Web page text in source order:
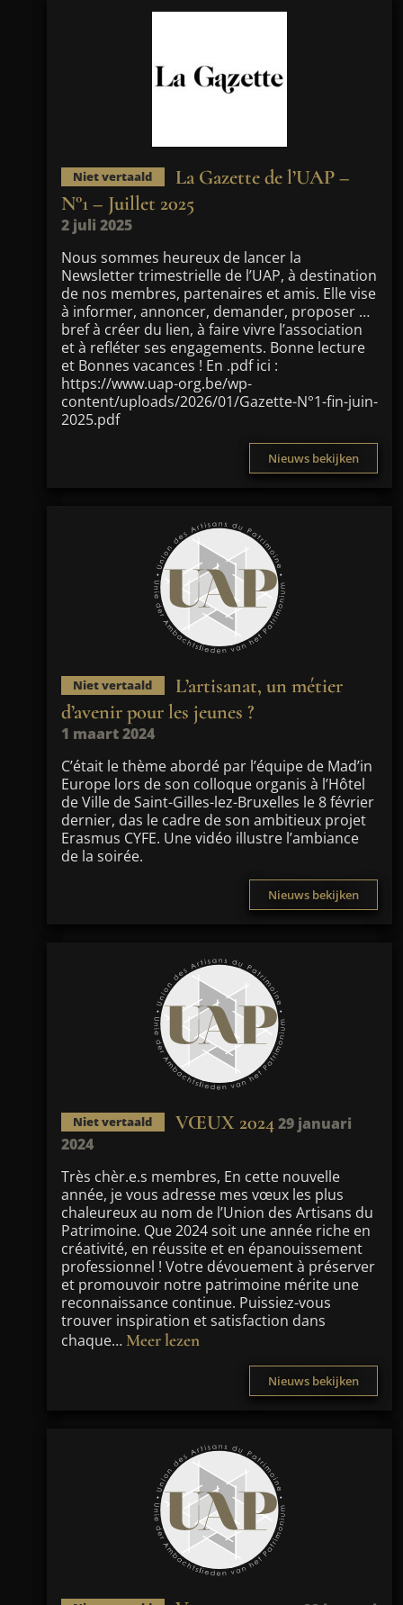
Niet vertaald
La Gazette de l’UAP –
N°1 – Juillet 2025
2 juli 2025
Nous sommes heureux de lancer la
Newsletter trimestrielle de l’UAP, à destination
de nos membres, partenaires et amis. Elle vise
à informer, annoncer, demander, proposer …
bref à créer du lien, à faire vivre l’association
et à refléter ses engagements. Bonne lecture
et Bonnes vacances ! En .pdf ici :
https://www.uap-org.be/wp-
content/uploads/2026/01/Gazette-N°1-fin-juin-
2025.pdf
Nieuws bekijken
Niet vertaald
L’artisanat, un métier
d’avenir pour les jeunes ?
1 maart 2024
C’était le thème abordé par l’équipe de Mad’in
Europe lors de son colloque organis à l’Hôtel
de Ville de Saint-Gilles-lez-Bruxelles le 8 février
dernier, das le cadre de son ambitieux projet
Erasmus CYFE. Une vidéo illustre l’ambiance
de la soirée.
Nieuws bekijken
Niet vertaald VŒUX 202429 januari
2024
Très chèr.e.s membres, En cette nouvelle
année, je vous adresse mes vœux les plus
chaleureux au nom de l’Union des Artisans du
Patrimoine. Que 2024 soit une année riche en
créativité, en réussite et en épanouissement
professionnel ! Votre dévouement à préserver
et promouvoir notre patrimoine mérite une
reconnaissance continue. Puissiez-vous
trouver inspiration et satisfaction dans
chaque…Meer lezen
Nieuws bekijken